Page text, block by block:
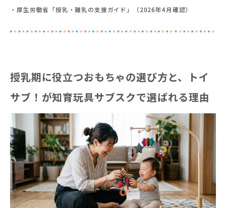
・厚生労働省「授乳・離乳の支援ガイド」（2026年4月確認）
授乳期に役立つおもちゃの選び方と、トイ
サブ！が知育玩具サブスクで選ばれる理由